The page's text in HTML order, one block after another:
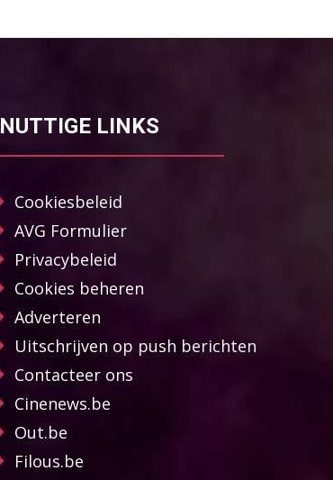
NUTTIGE LINKS
Cookiesbeleid
AVG Formulier
Privacybeleid
Cookies beheren
Adverteren
Uitschrijven op push berichten
Contacteer ons
Cinenews.be
Out.be
Filous.be